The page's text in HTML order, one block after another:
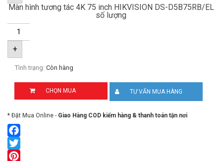
Màn hình tương tác 4K 75 inch HIKVISION DS-D5B75RB/EL
số lượng
+
Tình trạng: Còn hàng
CHỌN MUA TƯ VẤN MUA HÀNG
* Đặt Mua Online - Giao Hàng COD kiểm hàng & thanh toán tận nơi
Facebook
Twitter